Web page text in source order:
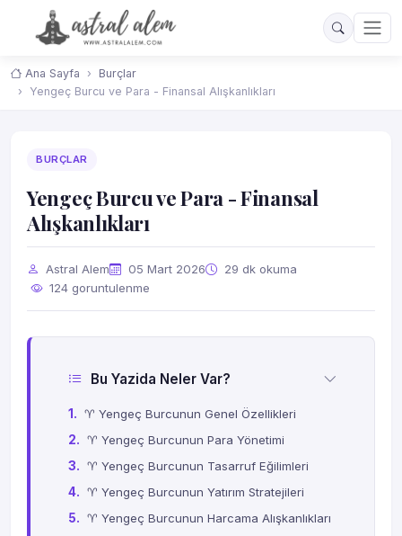
Ana Sayfa
Burçlar
Yengeç Burcu ve Para - Finansal Alışkanlıkları
BURÇLAR
Yengeç Burcu ve Para - Finansal
Alışkanlıkları
Astral Alem 05 Mart 2026
29 dk okuma
124 goruntulenme
Bu Yazida Neler Var?
♈ Yengeç Burcunun Genel Özellikleri
♈ Yengeç Burcunun Para Yönetimi
♈ Yengeç Burcunun Tasarruf Eğilimleri
♈ Yengeç Burcunun Yatırım Stratejileri
♈ Yengeç Burcunun Harcama Alışkanlıkları